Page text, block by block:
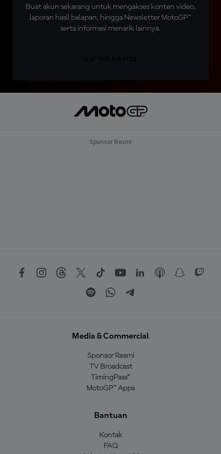
Buat akun sekarang untuk mengakses konten video,
laporan hasil balapan, hingga Newsletter MotoGP™
serta informasi menarik lainnya.
Sponsor Resmi
Media & Commercial
Sponsor Resmi
TV Broadcast
TimingPass™
MotoGP™ Apps
Bantuan
Kontak
FAQ